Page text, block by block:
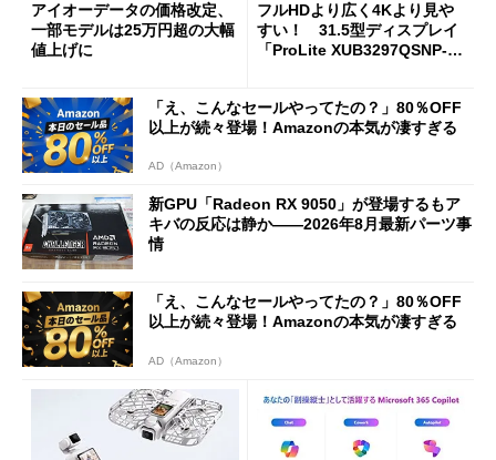
アイオーデータの価格改定、
一部モデルは25万円超の大幅
値上げに
フルHDより広く4Kより見や
すい！ 31.5型ディスプレイ
「ProLite XUB3297QSNP-B
「え、こんなセールやってたの？」80％OFF
以上が続々登場！Amazonの本気が凄すぎる
AD（Amazon）
新GPU「Radeon RX 9050」が登場するもア
キバの反応は静か――2026年8月最新パーツ事
情
「え、こんなセールやってたの？」80％OFF
以上が続々登場！Amazonの本気が凄すぎる
AD（Amazon）